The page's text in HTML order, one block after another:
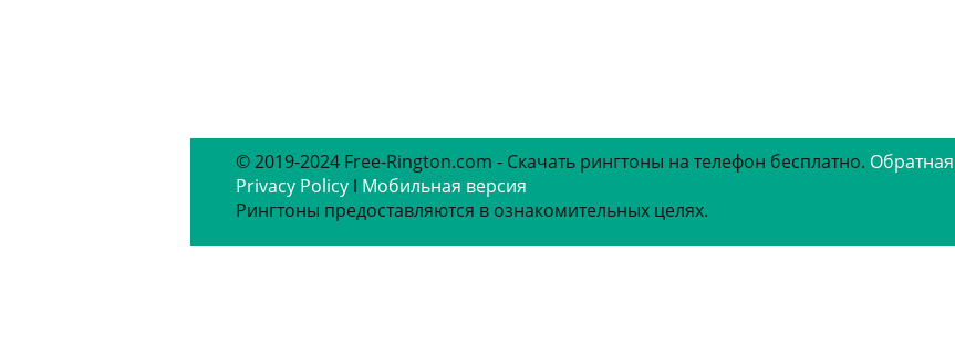
© 2019-2024 Free-Rington.com - Скачать рингтоны на телефон бесплатно.
Privacy Policy ǀ Мобильная версия
Рингтоны предоставляются в ознакомительных целях.